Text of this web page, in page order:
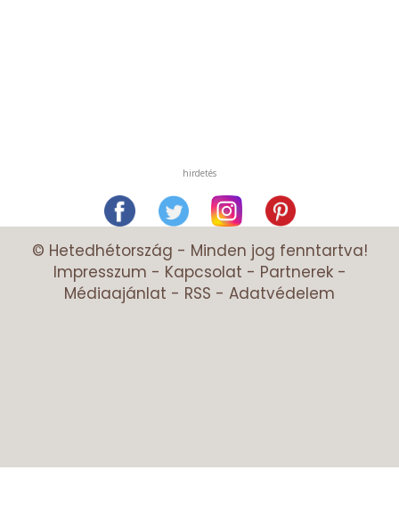
hirdetés
© Hetedhétország - Minden jog fenntartva!
Impresszum - Kapcsolat - Partnerek-
Médiaajánlat - RSS - Adatvédelem